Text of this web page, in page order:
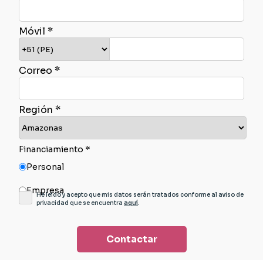
Móvil *
Correo *
Región *
Financiamiento *
Personal
Empresa
He leído y acepto que mis datos serán tratados conforme al aviso de
privacidad que se encuentra aquí.
Contactar